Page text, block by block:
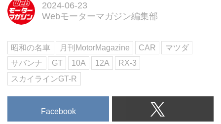
2024-06-23
Webモーターマガジン編集部
昭和の名車 月刊MotorMagazine CAR
マツダ
サバンナ
GT 10A 12A
RX-3
スカイラインGT-R
Facebook